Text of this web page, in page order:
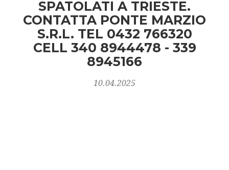
SPATOLATI A TRIESTE.
CONTATTA PONTE MARZIO
S.R.L. TEL 0432 766320
CELL 340 8944478 - 339
8945166
10.04.2025